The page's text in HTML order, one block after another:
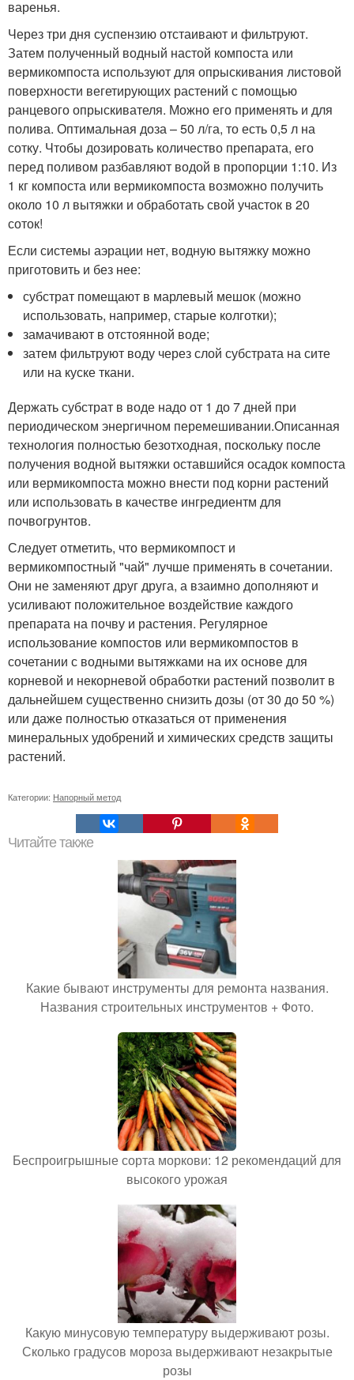
варенья.
Через три дня суспензию отстаивают и фильтруют.
Затем полученный водный настой компоста или
вермикомпоста используют для опрыскивания листовой
поверхности вегетирующих растений с помощью
ранцевого опрыскивателя. Можно его применять и для
полива. Оптимальная доза – 50 л/га, то есть 0,5 л на
сотку. Чтобы дозировать количество препарата, его
перед поливом разбавляют водой в пропорции 1:10. Из
1 кг компоста или вермикомпоста возможно получить
около 10 л вытяжки и обработать свой участок в 20
соток!
Если системы аэрации нет, водную вытяжку можно
приготовить и без нее:
субстрат помещают в марлевый мешок (можно
использовать, например, старые колготки);
замачивают в отстоянной воде;
затем фильтруют воду через слой субстрата на сите
или на куске ткани.
Держать субстрат в воде надо от 1 до 7 дней при
периодическом энергичном перемешивании.Описанная
технология полностью безотходная, поскольку после
получения водной вытяжки оставшийся осадок компоста
или вермикомпоста можно внести под корни растений
или использовать в качестве ингредиентм для
почвогрунтов.
Следует отметить, что вермикомпост и
вермикомпостный "чай" лучше применять в сочетании.
Они не заменяют друг друга, а взаимно дополняют и
усиливают положительное воздействие каждого
препарата на почву и растения. Регулярное
использование компостов или вермикомпостов в
сочетании с водными вытяжками на их основе для
корневой и некорневой обработки растений позволит в
дальнейшем существенно снизить дозы (от 30 до 50 %)
или даже полностью отказаться от применения
минеральных удобрений и химических средств защиты
растений.
Категории: Напорный метод
Читайте также
Какие бывают инструменты для ремонта названия.
Названия строительных инструментов + Фото.
Беспроигрышные сорта моркови: 12 рекомендаций для
высокого урожая
Какую минусовую температуру выдерживают розы.
Сколько градусов мороза выдерживают незакрытые
розы